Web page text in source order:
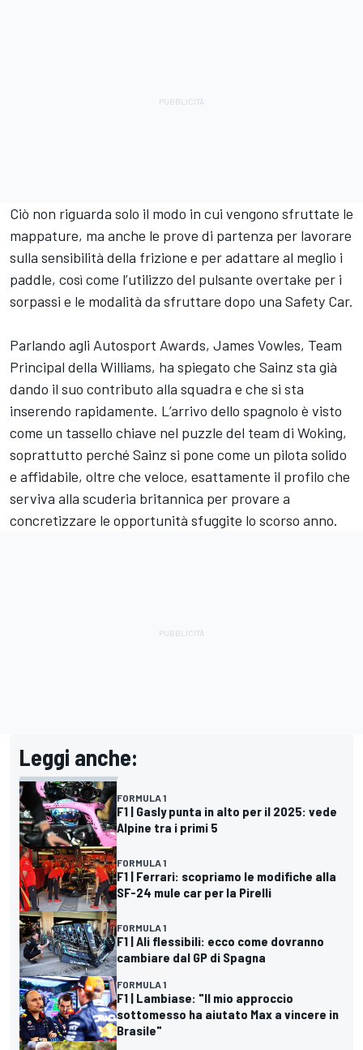
Ciò non riguarda solo il modo in cui vengono sfruttate le
mappature, ma anche le prove di partenza per lavorare
sulla sensibilità della frizione e per adattare al meglio i
paddle, così come l’utilizzo del pulsante overtake per i
sorpassi e le modalità da sfruttare dopo una Safety Car.
Parlando agli Autosport Awards, James Vowles, Team
Principal della Williams, ha spiegato che Sainz sta già
dando il suo contributo alla squadra e che si sta
inserendo rapidamente. L’arrivo dello spagnolo è visto
come un tassello chiave nel puzzle del team di Woking,
soprattutto perché Sainz si pone come un pilota solido
e affidabile, oltre che veloce, esattamente il profilo che
serviva alla scuderia britannica per provare a
concretizzare le opportunità sfuggite lo scorso anno.
Leggi anche:
FORMULA 1
F1 | Gasly punta in alto per il 2025: vede
Alpine tra i primi 5
FORMULA 1
F1 | Ferrari: scopriamo le modifiche alla
SF-24 mule car per la Pirelli
FORMULA 1
F1 | Ali flessibili: ecco come dovranno
cambiare dal GP di Spagna
FORMULA 1
F1 | Lambiase: "Il mio approccio
sottomesso ha aiutato Max a vincere in
Brasile"